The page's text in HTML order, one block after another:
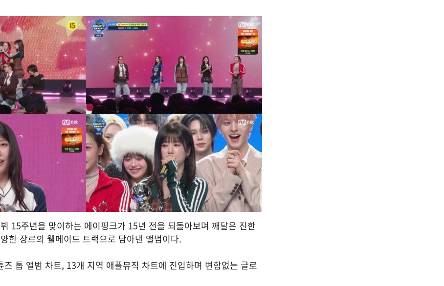
뷔 15주년을 맞이하는 에이핑크가 15년 전을 되돌아보며 깨달은 진한
한 장르의 웰메이드 트랙으로 담아낸 앨범이다.
톱 앨범 차트, 13개 지역 애플뮤직 차트에 진입하며 변함없는 글로